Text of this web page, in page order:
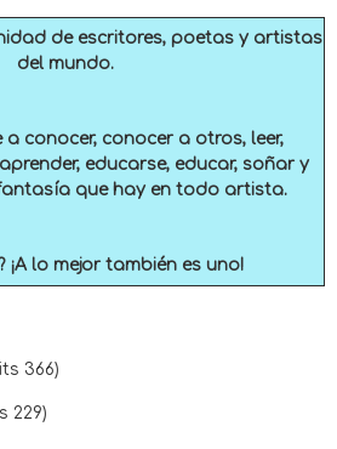
de escritores, poetas y artistas
del mundo.
conocer, conocer a otros, leer,
educarse, educar, soñar y
que hay en todo artista.
¡A lo mejor también es uno!
366)
229)